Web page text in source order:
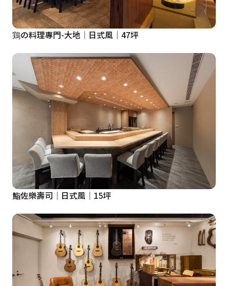
鶏の料理專門-大地│日式風│47坪
鮨佐樂壽司│日式風│15坪